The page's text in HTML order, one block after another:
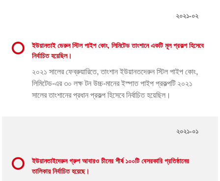
২০২১-০২
ইউয়ানতাই ডেরুন স্টিল পাইপ কোং, লিমিটেড তাংশানে একটি মূল প্রকল্প হিসেবে
নির্বাচিত হয়েছিল।
২০২১ সালের ফেব্রুয়ারিতে, তাংশান ইউয়ানতদেরুন স্টিল পাইপ কোং,
লিমিটেড-এর ৩০ লক্ষ টন উচ্চ-মানের ইস্পাত পাইপ প্রকল্পটি ২০২১
সালের তাংশানের প্রধান প্রকল্প হিসেবে নির্বাচিত হয়েছিল।
২০২১-০১
ইউয়ানতাইদেরুন গ্রুপ আবারও চীনের শীর্ষ ১০০টি বেসরকারি প্রতিষ্ঠানের
তালিকায় নির্বাচিত হয়েছে।